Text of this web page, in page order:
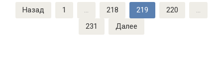
Пагинация
записей
Назад 1 … 218 219 220
…
231
Далее